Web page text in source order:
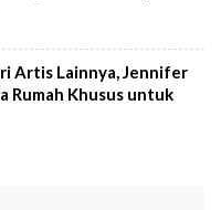
Artis Lainnya, Jennifer
Rumah Khusus untuk